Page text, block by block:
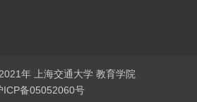
年 上海交通大学 教育学院
ICP备05052060号